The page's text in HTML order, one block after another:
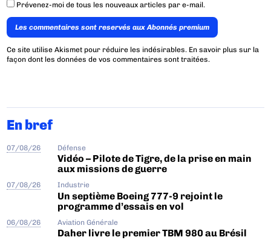
Prévenez-moi de tous les nouveaux articles par e-mail.
Les commentaires sont reservés aux Abonnés premium
Ce site utilise Akismet pour réduire les indésirables. En savoir plus sur la
façon dont les données de vos commentaires sont traitées.
En bref
07/08/26 Défense
Vidéo – Pilote de Tigre, de la prise en main
aux missions de guerre
07/08/26 Industrie
Un septième Boeing 777-9 rejoint le
programme d’essais en vol
06/08/26 Aviation Générale
Daher livre le premier TBM 980 au Brésil